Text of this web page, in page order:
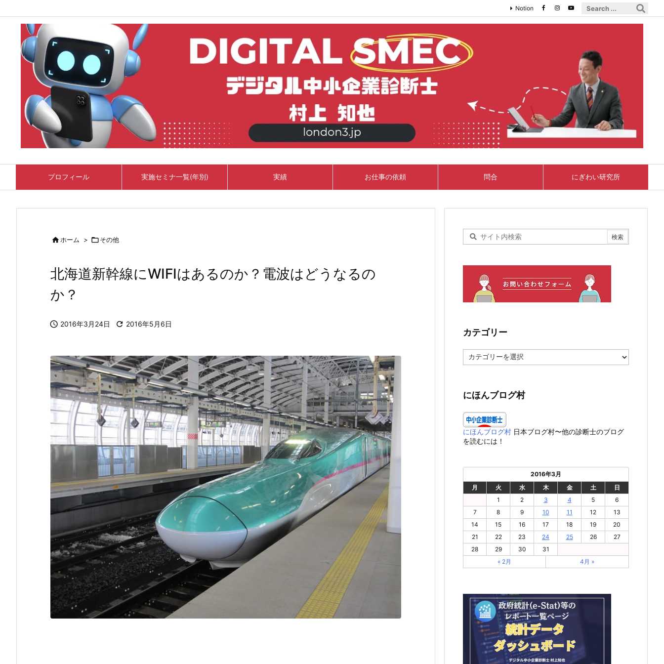
プロフィール 実施セミナ一覧(年別) 実績 お仕事の依頼 問合 にぎわい研究所
Notion
ホーム > その他
北海道新幹線にWIFIはあるのか？電波はどうなるの
か？
 2016年3月24日  2016年5月6日
カテゴリー
テ
ー
にほんブログ村
にほんブログ村 日本ブログ村〜他の診断士のブログ
を読むには！
2016年3月
月
火 水 木 金 土
日
1
2 3 4 5
6
7
8 9 10 11 12
13
14
15 16 17 18 19
20
21
22 23 24 25 26
27
28
29 30
31
« 2月
4月 »